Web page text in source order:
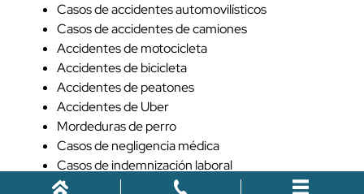
Casos de accidentes automovilísticos
Casos de accidentes de camiones
Accidentes de motocicleta
Accidentes de bicicleta
Accidentes de peatones
Accidentes de Uber
Mordeduras de perro
Casos de negligencia médica
Casos de indemnización laboral
Muerte por negligencia